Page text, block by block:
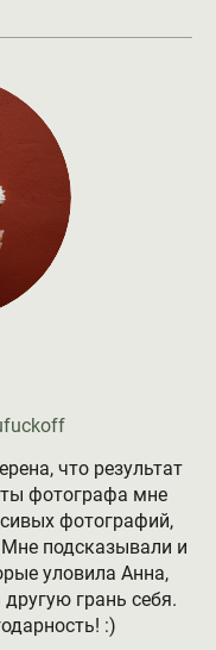
что результат
фотографа мне
фотографий,
подсказывали и
уловила Анна,
грань себя.
:)